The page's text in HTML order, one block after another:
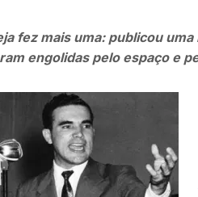
fez mais uma: publicou
engolidas pelo espaço e